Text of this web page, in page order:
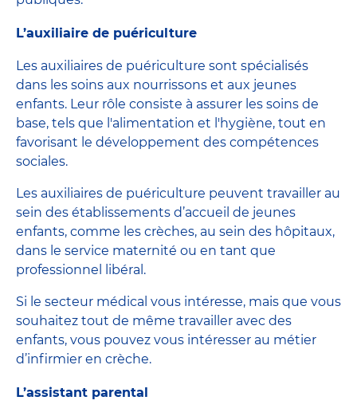
L’auxiliaire de puériculture
Les auxiliaires de puériculture sont spécialisés
dans les soins aux nourrissons et aux jeunes
enfants. Leur rôle consiste à assurer les soins de
base, tels que l'alimentation et l'hygiène, tout en
favorisant le développement des compétences
sociales.
Les auxiliaires de puériculture peuvent travailler au
sein des établissements d’accueil de jeunes
enfants, comme les crèches, au sein des hôpitaux,
dans le service maternité ou en tant que
professionnel libéral.
Si le secteur médical vous intéresse, mais que vous
souhaitez tout de même travailler avec des
enfants, vous pouvez vous intéresser au métier
d’infirmier en crèche.
L’assistant parental